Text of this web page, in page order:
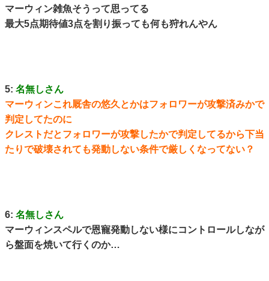
マーウィン雑魚そうって思ってる
最大5点期待値3点を割り振っても何も狩れんやん
5: 名無しさん
マーウィンこれ厩舎の悠久とかはフォロワーが攻撃済みかで
判定してたのに
クレストだとフォロワーが攻撃したかで判定してるから下当
たりで破壊されても発動しない条件で厳しくなってない？
6: 名無しさん
マーウィンスペルで恩寵発動しない様にコントロールしなが
ら盤面を焼いて行くのか…